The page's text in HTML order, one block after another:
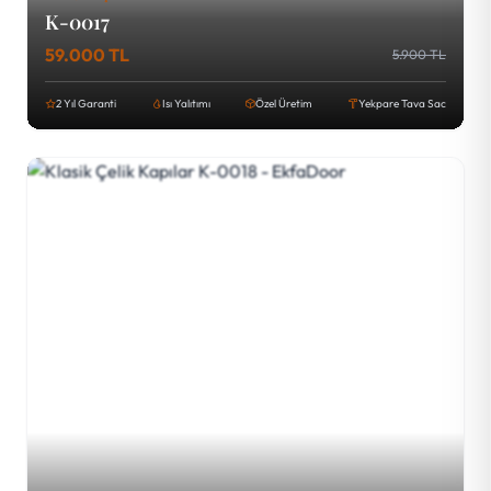
K-0017
59.000 TL 5.900 TL
2 Yıl Garanti Isı Yalıtımı Özel Üretim Yekpare Tava Sac